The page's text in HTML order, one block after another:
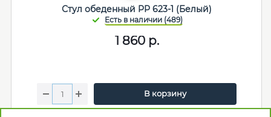
Стул обеденный PP 623-1 (Белый)
1 860р.
В корзину
Мебельная фабрика:Китай +